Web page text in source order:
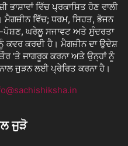
ਭਾਸ਼ਾਵਾਂ ਵਿੱਚ ਪ੍ਰਕਾਸ਼ਿਤ ਹੋਣ ਵਾਲੀ
ਵਿੱਚ; ਧਰਮ, ਸਿਹਤ, ਭੋਜਨ
ਪੋਸ਼ਣ, ਘਰੇਲੂ ਸਜਾਵਟ ਅਤੇ ਸੁੰਦਰਤਾ
ਕਵਰ ਕਰਦੀ ਹੈ। ਮੈਗਜ਼ੀਨ ਦਾ ਉਦੇਸ਼
'ਤੇ ਜਾਗਰੂਕ ਕਰਨਾ ਅਤੇ ਉਨ੍ਹਾਂ ਨੂੰ
ਜੁੜਨ ਲਈ ਪ੍ਰੇਰਿਤ ਕਰਨਾ ਹੈ।
ਜੁੜੋ